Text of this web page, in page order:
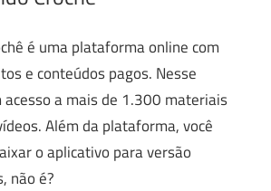
é uma plataforma online com
e conteúdos pagos. Nesse
a mais de 1.300 materiais
Além da plataforma, você
o aplicativo para versão
não é?